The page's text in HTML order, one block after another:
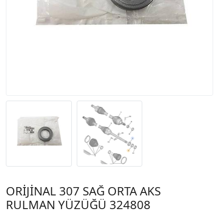
ORİJİNAL 307 SAĞ ORTA AKS
RULMAN YÜZÜĞÜ 324808